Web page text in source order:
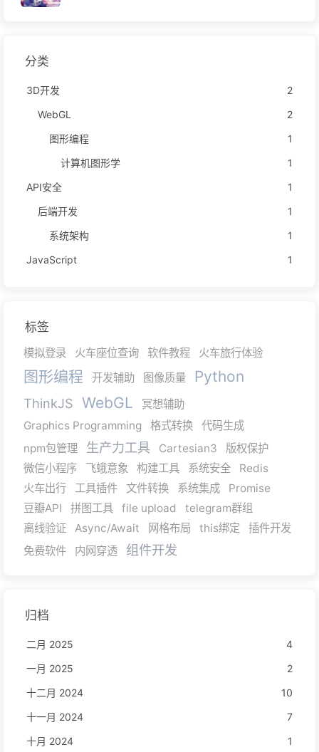
分类
3D开发
2
WebGL
2
图形编程
1
计算机图形学
1
API安全
1
后端开发
1
系统架构
1
JavaScript
1
标签
模拟登录 火车座位查询 软件教程 火车旅行体验
图形编程 开发辅助 图像质量 Python
ThinkJS WebGL
冥想辅助
Graphics Programming
格式转换
代码生成
npm包管理
生产力工具 Cartesian3
版权保护
微信小程序
飞蛾意象 构建工具 系统安全
Redis
火车出行
工具插件 文件转换 系统集成
Promise
豆瓣API
拼图工具 file upload
telegram群组
离线验证
Async/Await 网格布局 this绑定
插件开发
免费软件
内网穿透 组件开发
归档
二月 2025
4
一月 2025
2
十二月 2024
10
十一月 2024
7
十月 2024
1